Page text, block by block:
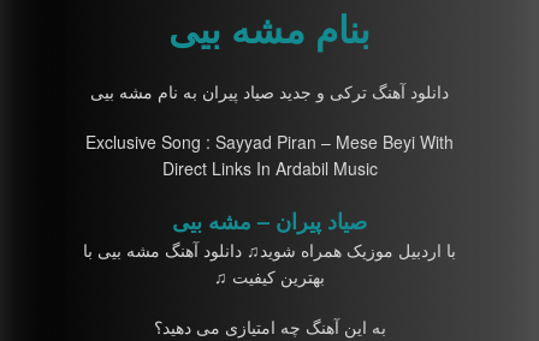
بنام مشه بیی
دانلود آهنگ ترکی و جدید صیاد پیران به نام مشه بیی
Exclusive Song : Sayyad Piran – Mese Beyi With
Direct Links In Ardabil Music
صیاد پیران – مشه بیی
با اردبیل موزیک همراه شوید♫ دانلود آهنگ مشه بیی با
بهترین کیفیت ♫
به این آهنگ چه امتیازی می دهید؟